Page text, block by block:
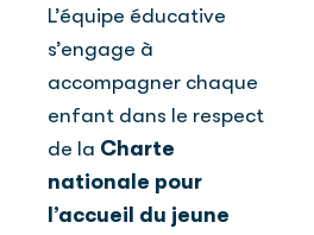
L’équipe éducative
s’engage à
accompagner chaque
enfant dans le respect
de la Charte
nationale pour
l’accueil du jeune